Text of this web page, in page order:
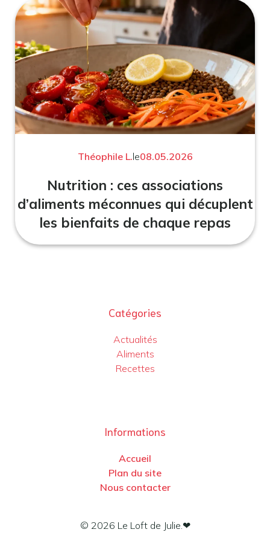
Théophile L.le08.05.2026
Nutrition : ces associations
d’aliments méconnues qui décuplent
les bienfaits de chaque repas
Catégories
Actualités
Aliments
Recettes
Informations
Accueil
Plan du site
Nous contacter
© 2026 Le Loft de Julie.❤